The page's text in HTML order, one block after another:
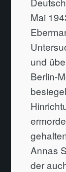
Mai
und
Berlin-
Annas
der